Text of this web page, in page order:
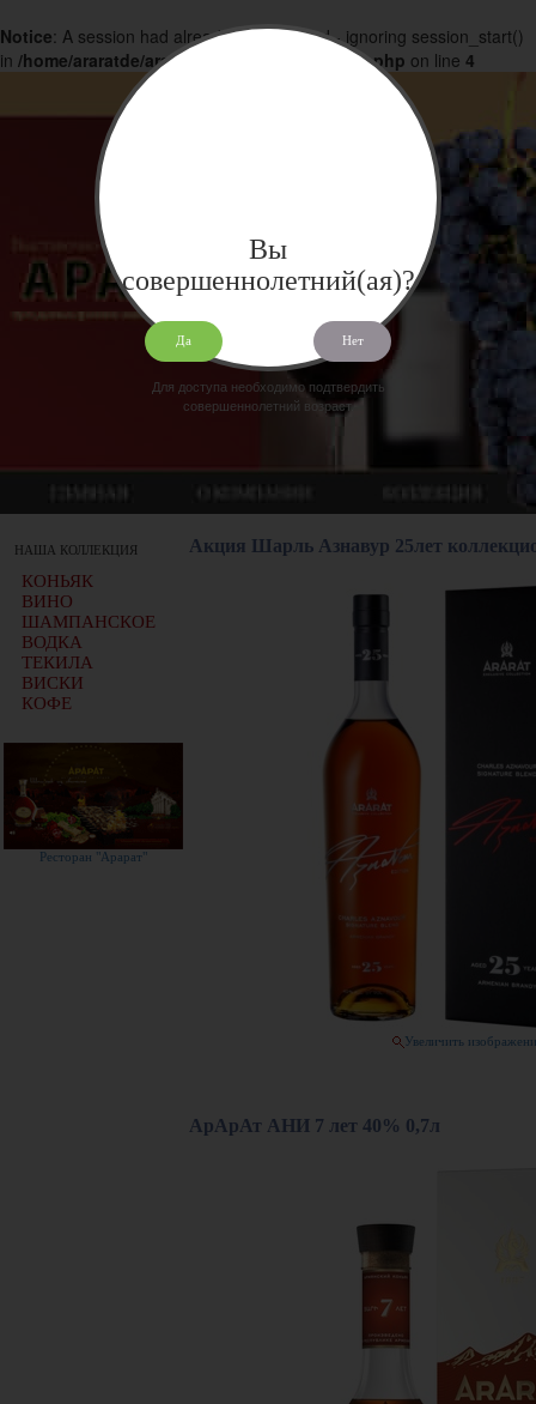
Notice: A session had already been started - ignoring session_start()
in /home/araratde/araratdeg.ru/docs/products.php on line 4
НАША КОЛЛЕКЦИЯ
КОНЬЯК
ВИНО
ШАМПАНСКОЕ
ВОДКА
ТЕКИЛА
ВИСКИ
КОФЕ
Ресторан "Арарат"
Акция Шарль Азнавур 25лет
Увеличить
АрАрАт АНИ 7 лет 40% 0,7л
Вы
совершеннолетний(ая)?
Да Нет
Для доступа необходимо подтвердить
совершеннолетний возраст.